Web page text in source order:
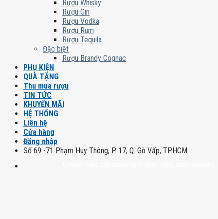
Rượu Whisky
Rượu Gin
Rượu Vodka
Rượu Rum
Rượu Tequila
Đặc biệt
Rượu Brandy Cognac
PHỤ KIỆN
QUÀ TẶNG
Thu mua rượu
TIN TỨC
KHUYẾN MÃI
HỆ THỐNG
Liên hệ
Cửa hàng
Đăng nhập
Số 69 -71 Phạm Huy Thông, P. 17, Q. Gò Vấp, TPHCM